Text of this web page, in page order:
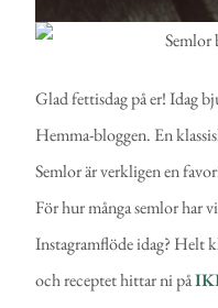
Glad fettisdag på er! Idag
Hemma-bloggen. En
Semlor är verkligen en
För hur många semlor har
Instagramflöde idag? Helt
och receptet hittar ni på